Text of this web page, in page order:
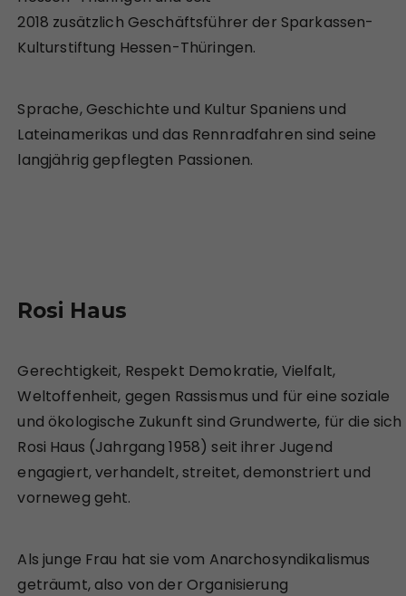
2018 zusätzlich Geschäftsführer der Sparkassen-
Kulturstiftung Hessen-Thüringen.
Sprache, Geschichte und Kultur Spaniens und
Lateinamerikas und das Rennradfahren sind seine
langjährig gepflegten Passionen.
Rosi Haus
Gerechtigkeit, Respekt Demokratie, Vielfalt,
Weltoffenheit, gegen Rassismus und für eine soziale
und ökologische Zukunft sind Grundwerte, für die sich
Rosi Haus (Jahrgang 1958) seit ihrer Jugend
engagiert, verhandelt, streitet, demonstriert und
vorneweg geht.
Als junge Frau hat sie vom Anarchosyndikalismus
geträumt, also von der Organisierung